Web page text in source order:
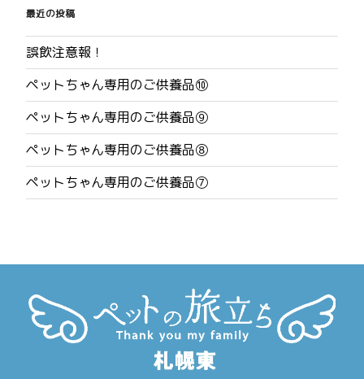
稿
ナ
ビ
ゲ
ー
シ
ョ
最近の投稿
誤飲注意報！
ペットちゃん専用のご供養品⑩
ペットちゃん専用のご供養品⑨
ペットちゃん専用のご供養品⑧
ペットちゃん専用のご供養品⑦